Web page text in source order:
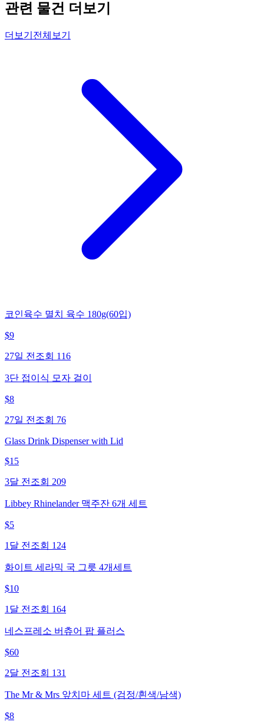
관련 물건 더보기
더보기 전체보기
코인육수 멸치 육수 180g(60입)
$9
27일 전 조회 116
3단 접이식 모자 걸이
$8
27일 전 조회 76
Glass Drink Dispenser with Lid
$15
3달 전 조회 209
Libbey Rhinelander 맥주잔 6개 세트
$5
1달 전 조회 124
화이트 세라믹 국 그릇 4개세트
$10
1달 전 조회 164
네스프레소 버츄어 팝 플러스
$60
2달 전 조회 131
The Mr & Mrs 앞치마 세트 (검정/흰색/남색)
$8